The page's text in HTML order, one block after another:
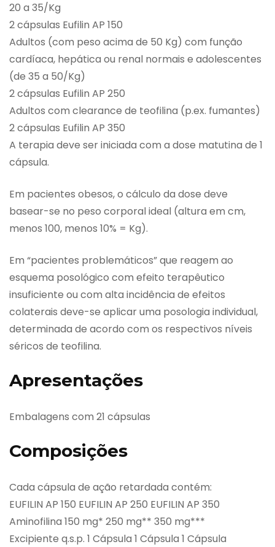
20 a 35/Kg
2 cápsulas Eufilin AP 150
Adultos (com peso acima de 50 Kg) com função
cardíaca, hepática ou renal normais e adolescentes
(de 35 a 50/Kg)
2 cápsulas Eufilin AP 250
Adultos com clearance de teofilina (p.ex. fumantes)
2 cápsulas Eufilin AP 350
A terapia deve ser iniciada com a dose matutina de 1
cápsula.
Em pacientes obesos, o cálculo da dose deve
basear-se no peso corporal ideal (altura em cm,
menos 100, menos 10% = Kg).
Em “pacientes problemáticos” que reagem ao
esquema posológico com efeito terapêutico
insuficiente ou com alta incidência de efeitos
colaterais deve-se aplicar uma posologia individual,
determinada de acordo com os respectivos níveis
séricos de teofilina.
Apresentações
Embalagens com 21 cápsulas
Composições
Cada cápsula de ação retardada contém:
EUFILIN AP 150 EUFILIN AP 250 EUFILIN AP 350
Aminofilina 150 mg* 250 mg** 350 mg***
Excipiente q.s.p. 1 Cápsula 1 Cápsula 1 Cápsula